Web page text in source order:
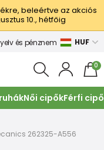
beleértve az akciós
10., hétfőig
és pénznem HUF
0
Női cipőkFérfi
262325-A556